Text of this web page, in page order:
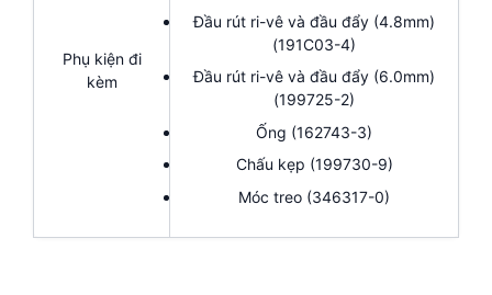
Phụ kiện đi
kèm
Đầu rút ri-vê và đầu đẩy (4.8mm)
(191C03-4)
Đầu rút ri-vê và đầu đẩy (6.0mm)
(199725-2)
Ống (162743-3)
Chấu kẹp (199730-9)
Móc treo (346317-0)